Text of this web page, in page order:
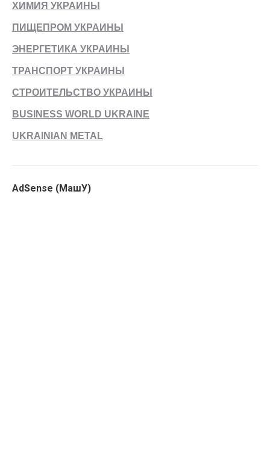
ХИМИЯ УКРАИНЫ
ПИЩЕПРОМ УКРАИНЫ
ЭНЕРГЕТИКА УКРАИНЫ
ТРАНСПОРТ УКРАИНЫ
СТРОИТЕЛЬСТВО УКРАИНЫ
BUSINESS WORLD UKRAINE
UKRAINIAN METAL
AdSense (МашУ)